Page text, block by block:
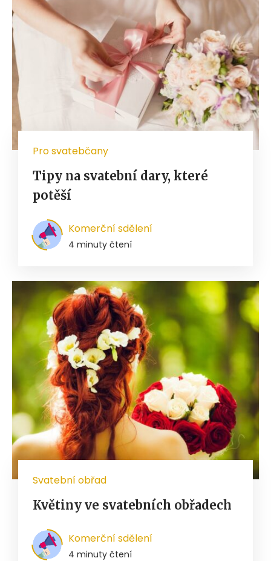
Pro svatebčany
Tipy na svatební dary, které
potěší
Komerční sdělení
4 minuty čtení
Svatební obřad
Květiny ve svatebních obřadech
Komerční sdělení
4 minuty čtení